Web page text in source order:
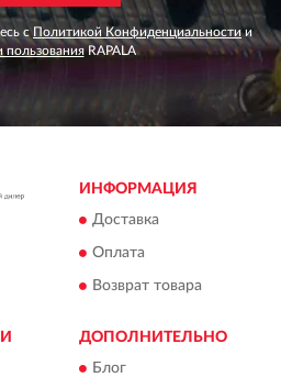
сПолитикой Конфиденциальности и
пользованияRAPALA
ИНФОРМАЦИЯ
Доставка
Оплата
Возврат товара
ДОПОЛНИТЕЛЬНО
Блог